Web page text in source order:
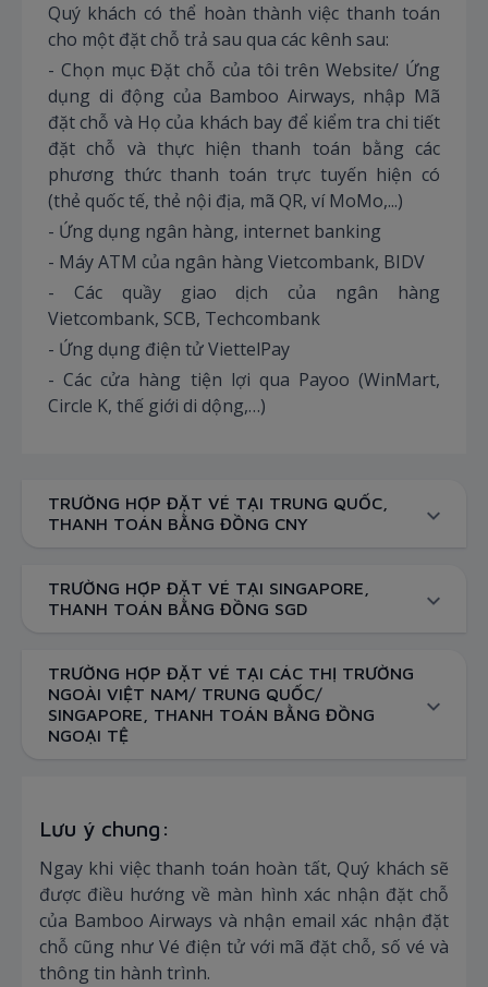
Quý khách có thể hoàn thành việc thanh toán
cho một đặt chỗ trả sau qua các kênh sau:
- Chọn mục Đặt chỗ của tôi trên Website/ Ứng
dụng di động của Bamboo Airways, nhập Mã
đặt chỗ và Họ của khách bay để kiểm tra chi tiết
đặt chỗ và thực hiện thanh toán bằng các
phương thức thanh toán trực tuyến hiện có
(thẻ quốc tế, thẻ nội địa, mã QR, ví MoMo,...)
- Ứng dụng ngân hàng, internet banking
- Máy ATM của ngân hàng Vietcombank, BIDV
- Các quầy giao dịch của ngân hàng
Vietcombank, SCB, Techcombank
- Ứng dụng điện tử ViettelPay
- Các cửa hàng tiện lợi qua Payoo (WinMart,
Circle K, thế giới di dộng,…)
TRƯỜNG HỢP ĐẶT VÉ TẠI TRUNG QUỐC,
THANH TOÁN BẰNG ĐỒNG CNY
TRƯỜNG HỢP ĐẶT VÉ TẠI SINGAPORE,
THANH TOÁN BẰNG ĐỒNG SGD
TRƯỜNG HỢP ĐẶT VÉ TẠI CÁC THỊ TRƯỜNG
NGOÀI VIỆT NAM/ TRUNG QUỐC/
SINGAPORE, THANH TOÁN BẰNG ĐỒNG
NGOẠI TỆ
Lưu ý chung:
Ngay khi việc thanh toán hoàn tất, Quý khách sẽ
được điều hướng về màn hình xác nhận đặt chỗ
của Bamboo Airways và nhận email xác nhận đặt
chỗ cũng như Vé điện tử với mã đặt chỗ, số vé và
thông tin hành trình.